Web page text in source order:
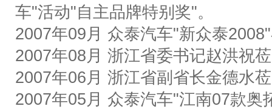
车"活动"自主品牌特别奖"。
2007年09月 众泰汽车"新众泰2008"
2007年08月 浙江省委书记赵洪祝
2007年06月 浙江省副省长金德水
2007年05月 众泰汽车"江南07款奥